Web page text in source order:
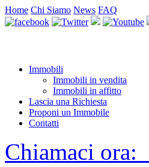
Home Chi Siamo News FAQ
Immobili
Immobili in vendita
Immobili in affitto
Lascia una Richiesta
Proponi un Immobile
Contatti
Chiamaci ora: